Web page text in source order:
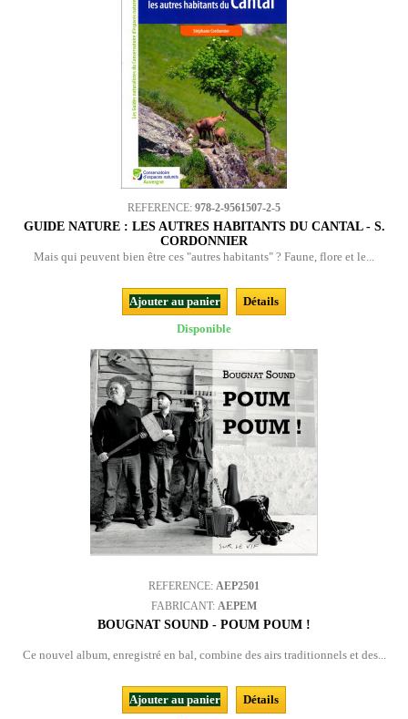
REFERENCE: 978-2-9561507-2-5
GUIDE NATURE : LES AUTRES HABITANTS DU CANTAL - S.
CORDONNIER
Mais qui peuvent bien être ces "autres habitants" ? Faune, flore et le...
Ajouter au panier
Détails
Disponible
REFERENCE: AEP2501
FABRICANT: AEPEM
BOUGNAT SOUND - POUM POUM !
Ce nouvel album, enregistré en bal, combine des airs traditionnels et des...
Ajouter au panier
Détails